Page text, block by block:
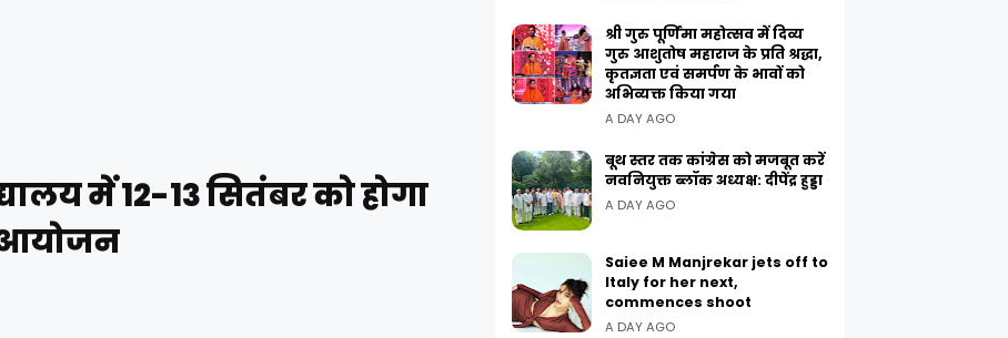
में 12-13 सितंबर को होगा
आयोजन
श्री गुरु पूर्णिमा महोत्सव में दिव्य
गुरु आशुतोष महाराज के प्रति श्रद्धा,
कृतज्ञता एवं समर्पण के भावों को
अभिव्यक्त किया गया
A DAY AGO
बूथ स्तर तक कांग्रेस को मजबूत करें
नवनियुक्त ब्लॉक अध्यक्ष: दीपेंद्र हुड्डा
A DAY AGO
Saiee M Manjrekar jets off to
Italy for her next,
commences shoot
A DAY AGO